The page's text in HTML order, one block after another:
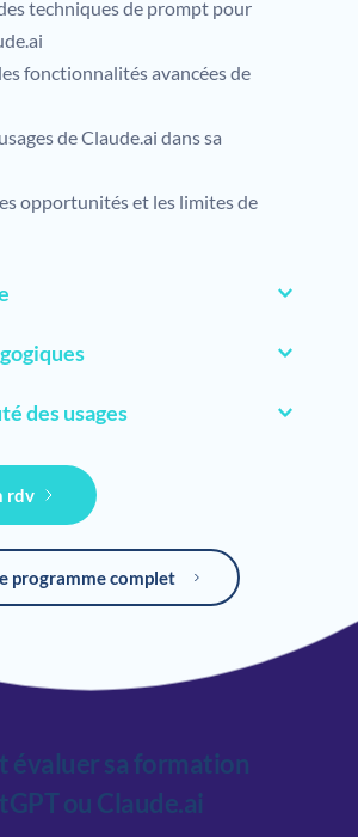
techniques de prompt pour
fonctionnalités avancées de
de Claude.ai dans sa
opportunités et les limites de
avancées de
dans son activité
d'expérimenter différents
et de vous approprier ceux
des usages
des nouvelles
dans un marché en
rdv
programme complet
évaluer sa formation
ou Claude.ai